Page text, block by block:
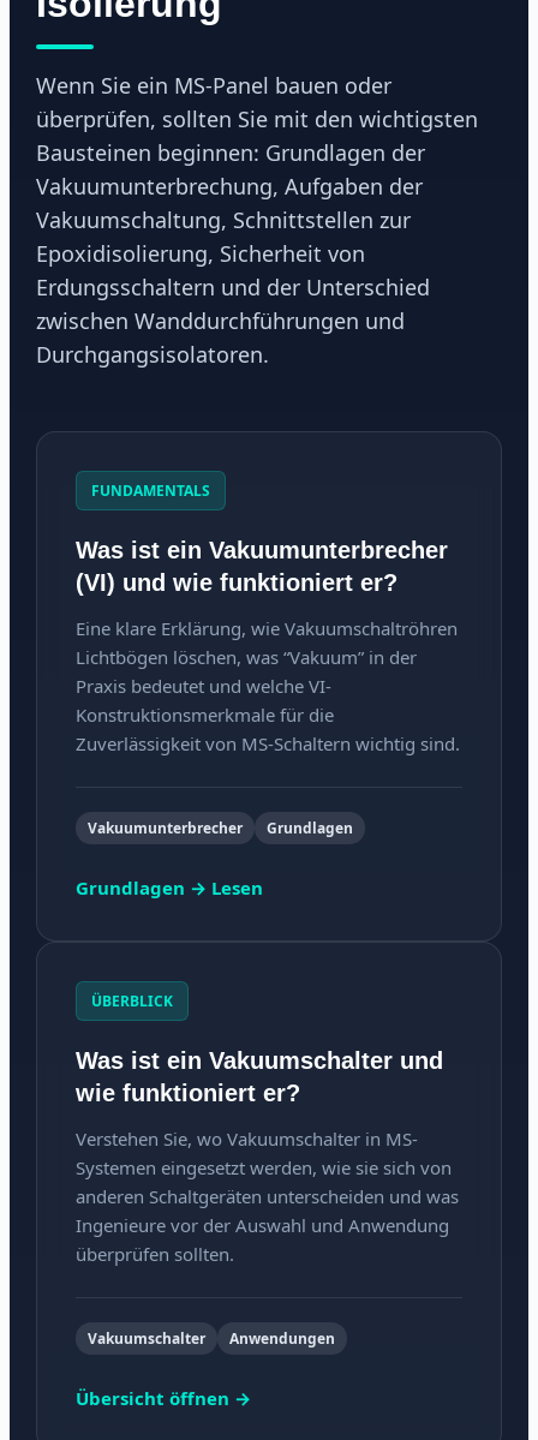
Wenn Sie ein MS-Panel bauen oder
überprüfen, sollten Sie mit den wichtigsten
Bausteinen beginnen: Grundlagen der
Vakuumunterbrechung, Aufgaben der
Vakuumschaltung, Schnittstellen zur
Epoxidisolierung, Sicherheit von
Erdungsschaltern und der Unterschied
zwischen Wanddurchführungen und
Durchgangsisolatoren.
FUNDAMENTALS
Was ist ein Vakuumunterbrecher
(VI) und wie funktioniert er?
Eine klare Erklärung, wie Vakuumschaltröhren
Lichtbögen löschen, was “Vakuum” in der
Praxis bedeutet und welche VI-
Konstruktionsmerkmale für die
Zuverlässigkeit von MS-Schaltern wichtig sind.
Vakuumunterbrecher Grundlagen
Grundlagen → Lesen
ÜBERBLICK
Was ist ein Vakuumschalter und
wie funktioniert er?
Verstehen Sie, wo Vakuumschalter in MS-
Systemen eingesetzt werden, wie sie sich von
anderen Schaltgeräten unterscheiden und was
Ingenieure vor der Auswahl und Anwendung
überprüfen sollten.
Vakuumschalter Anwendungen
Übersicht öffnen →